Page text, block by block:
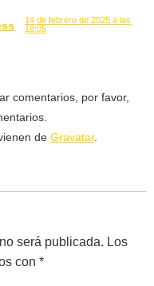
14 de febrero de 2025 a las
18:05
comentarios, por favor,
de Gravatar.
será publicada. Los
con *